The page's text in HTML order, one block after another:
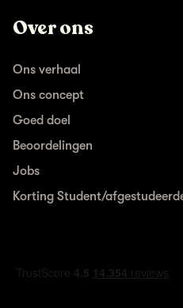
Over ons
Ons verhaal
Ons concept
Goed doel
Beoordelingen
Jobs
Korting Student/